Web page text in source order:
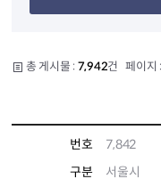
총 게시물 : 7,942건 페이지 :
번호
7,842
구분
서울시